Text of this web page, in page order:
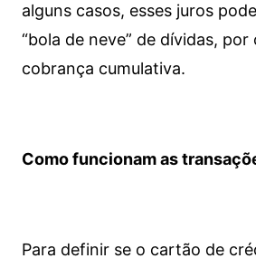
alguns casos, esses juros
“bola de neve” de dívidas, por
cobrança cumulativa.
Como funcionam as
Para definir se o cartão de